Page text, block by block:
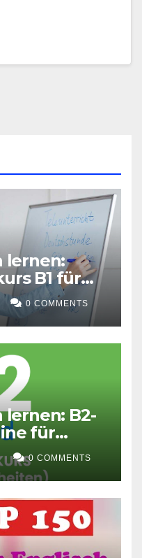
lernen:
B1 für
0 COMMENTS
B2-
für
0 COMMENTS